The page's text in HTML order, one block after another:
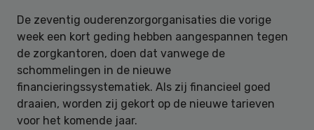
De zeventig ouderenzorgorganisaties die vorige
week een kort geding hebben aangespannen tegen
de zorgkantoren, doen dat vanwege de
schommelingen in de nieuwe
financieringssystematiek. Als zij financieel goed
draaien, worden zij gekort op de nieuwe tarieven
voor het komende jaar.